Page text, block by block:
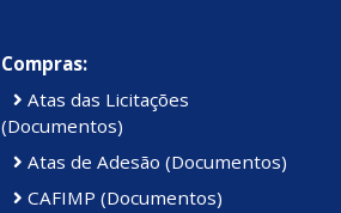
Compras:
Atas das Licitações
(Documentos)
Atas de Adesão (Documentos)
CAFIMP (Documentos)